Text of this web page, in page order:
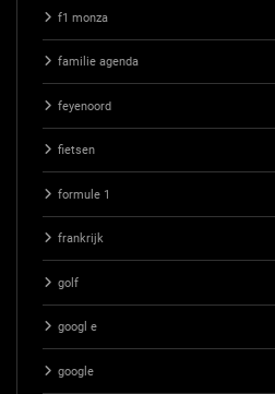
f1 monza
familie agenda
feyenoord
fietsen
formule 1
frankrijk
golf
googl e
google